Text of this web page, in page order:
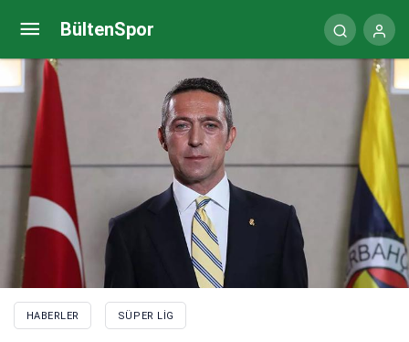
BültenSpor
HABERLER SÜPER LIG
Galatasaray’da Okan Buruk’tan Kerem Aktüroğlu
kararı